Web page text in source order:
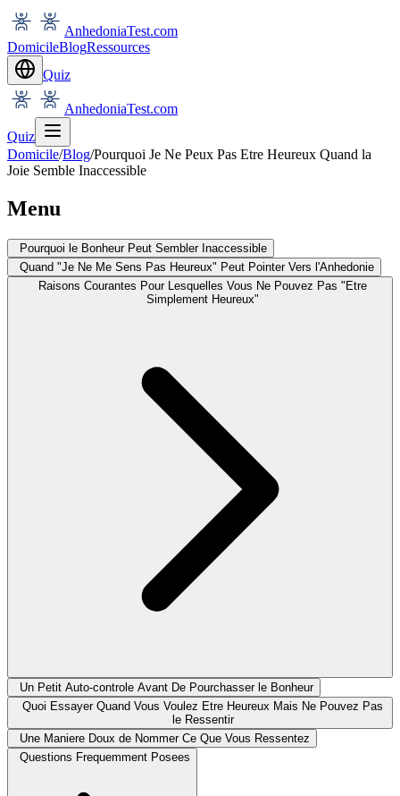
AnhedoniaTest.com
DomicileBlogRessources
Quiz
AnhedoniaTest.com
Quiz
Domicile/Blog/Pourquoi Je Ne Peux Pas Etre Heureux Quand la
Joie Semble Inaccessible
Menu
Pourquoi le Bonheur Peut Sembler Inaccessible
Quand "Je Ne Me Sens Pas Heureux" Peut Pointer Vers l'Anhedonie
Raisons Courantes Pour Lesquelles Vous Ne Pouvez Pas "Etre
Simplement Heureux"
Un Petit Auto-controle Avant De Pourchasser le Bonheur
Quoi Essayer Quand Vous Voulez Etre Heureux Mais Ne Pouvez Pas
le Ressentir
Une Maniere Doux de Nommer Ce Que Vous Ressentez
Questions Frequemment Posees